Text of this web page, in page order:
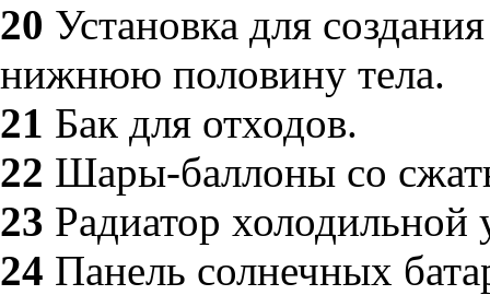
20 Установка для
нижнюю половину тела.
21 Бак для отходов.
22 Шары-баллоны со
23 Радиатор холодильной
24 Панель солнечных